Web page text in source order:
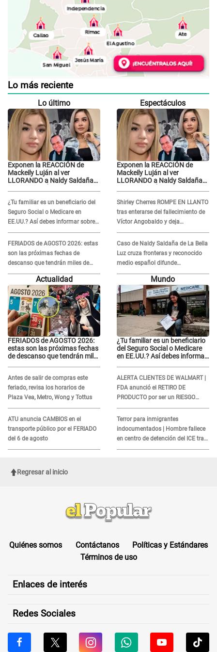
Lo más reciente
Lo último
Exponen la REACCIÓN de
Mackeily Luján al ver
LLORANDO a Naldy Saldaña
¿Tu familiar es un beneficiario del
Seguro Social o Medicare en
EE.UU.? Así debes informar sobre
su muerte para EVITAR COBROS
FERIADOS de AGOSTO 2026: estas
son las próximas fechas de
descanso que tendrán miles de
peruanos
Espectáculos
Exponen la REACCIÓN de
Mackeily Luján al ver
LLORANDO a Naldy Saldaña
Shirley Cherres ROMPE EN LLANTO
tras enterarse del fallecimiento de
Víctor Angobaldo y deja
DESGARRADOR mensaje: "Mi
corazón está roto..."
Caso de Naldy Saldaña de La Bella
Luz cruza fronteras y reconocido
medio español difunde
INDIGNANTE video: "Un hombre
semicalvo que le dobla la edad"
Actualidad
FERIADOS de AGOSTO 2026:
estas son las próximas fechas
de descanso que tendrán miles
Antes de salir de compras este
feriado, revisa los horarios de
Plaza Vea, Metro, Wong y Tottus
ATU anuncia CAMBIOS en el
transporte público por el FERIADO
del 6 de agosto
Mundo
¿Tu familiar es un beneficiario
del Seguro Social o Medicare
en EE.UU.? Así debes informar
ALERTA CLIENTES DE WALMART |
FDA anunció el RETIRO DE
PRODUCTO por ser un RIESGO
MORTAL para consumidores: ¿Cuál
es?
Terror para inmigrantes
indocumentados | Hombre fallece
en centro de detención del ICE tras
sufrir una "emergencia médica"
Regresar al inicio
Quiénes somos Contáctanos
Políticas y Estándares
Términos de uso
Enlaces de interés
Redes Sociales